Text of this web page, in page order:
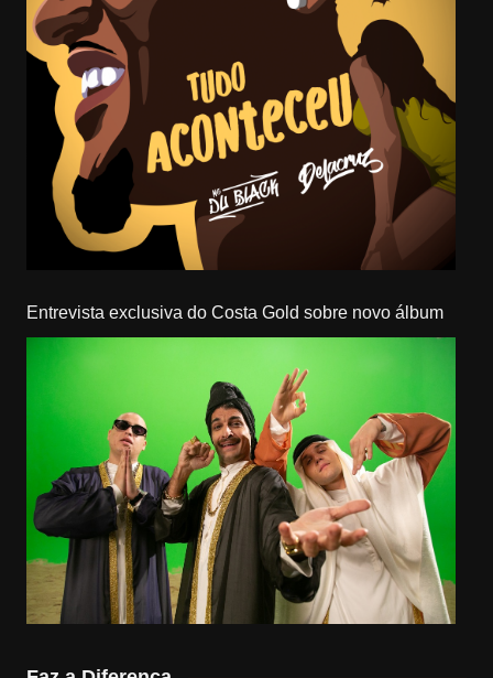
Entrevista exclusiva do Costa Gold sobre novo álbum